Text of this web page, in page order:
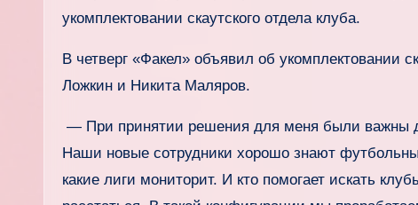
укомплектовании скаутского отдела клуба.
В четверг «Факел» объявил об укомплектовании
Ложкин и Никита Маляров.
— При принятии решения для меня были важны
Наши новые сотрудники хорошо знают
какие лиги мониторит. И кто помогает искать